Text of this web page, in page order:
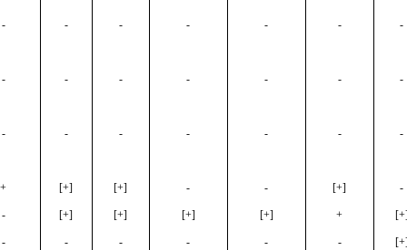
- - - - - - -
- - - - - - -
- - - - - - -
+ [+] [+] - - [+] -
- [+] [+] [+] [+] +
- - - - - -